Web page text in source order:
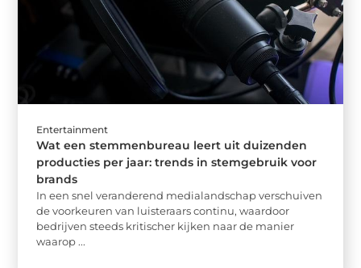
Entertainment
Wat een stemmenbureau leert uit duizenden
producties per jaar: trends in stemgebruik voor
brands
In een snel veranderend medialandschap verschuiven
de voorkeuren van luisteraars continu, waardoor
bedrijven steeds kritischer kijken naar de manier
waarop ...